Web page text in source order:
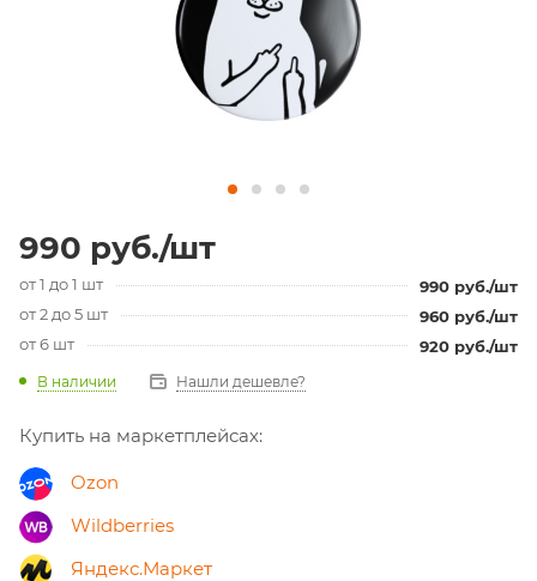
990 руб./шт
от 1 до 1 шт 990 руб./шт
от 2 до 5 шт
960 руб./шт
от 6 шт
920 руб./шт
В наличии Нашли дешевле?
Купить на маркетплейсах:
Ozon
Wildberries
Яндекс.Маркет